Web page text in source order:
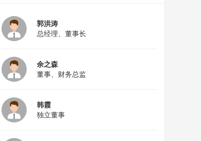
郭洪涛
总经理、董事长
余之森
董事、财务总监
韩霞
独立董事